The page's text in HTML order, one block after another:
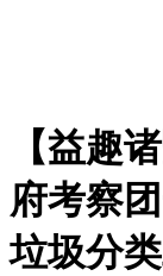
【益趣
府考察
垃圾分